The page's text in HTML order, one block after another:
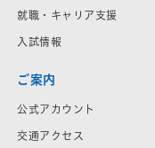
就職・キャリア支援
入試情報
ご案内
公式アカウント
交通アクセス